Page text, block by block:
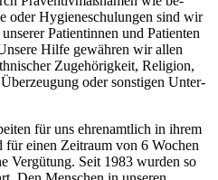
oder Hygiene­schulungen sind wir
Patientinnen und Patienten
Hilfe ge­währen wir allen
Zu­gehörigkeit, Religion,
oder sonstigen Unter­
für uns ehren­amtlich in ihrem
für einen Zeit­raum von 6 Wochen
Ver­gütung. Seit 1983 wurden so